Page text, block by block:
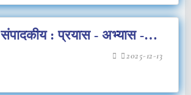
संपादकीय : प्रयास - अभ्यास -
2025-12-13